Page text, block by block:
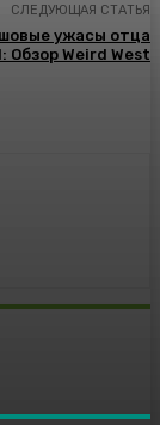
СЛЕДУЮЩАЯ СТАТЬЯ
ужасы отца
Обзор Weird West